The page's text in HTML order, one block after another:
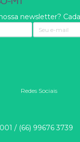
newsletter?
Redes Sociais
/ (66) 99676 3739
aprimorar a sua
na página, você